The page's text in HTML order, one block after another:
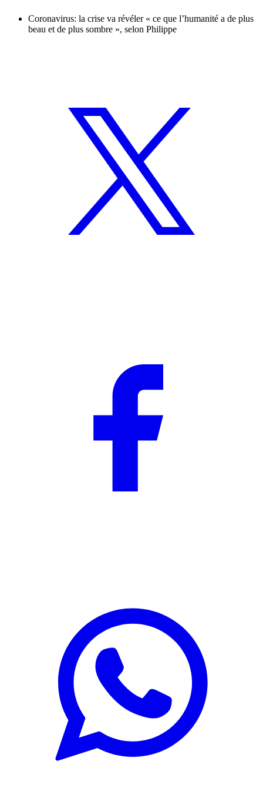
Coronavirus: la crise va révéler « ce que l’humanité a de plus
beau et de plus sombre », selon Philippe